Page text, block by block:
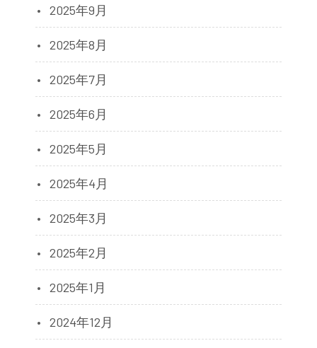
2025年9月
2025年8月
2025年7月
2025年6月
2025年5月
2025年4月
2025年3月
2025年2月
2025年1月
2024年12月